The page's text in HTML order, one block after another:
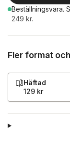
Beställningsvara.
249 kr.
Fler format
Häftad
129 kr